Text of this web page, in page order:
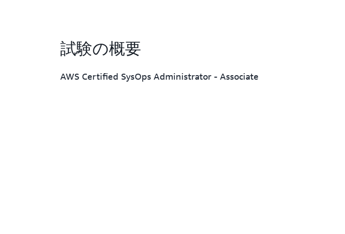
試験の概要
AWS Certified SysOps Administrator - Associate